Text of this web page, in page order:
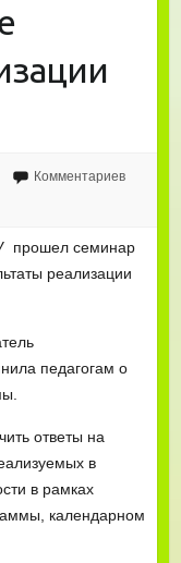
Комментариев
прошел семинар
реализации
педагогам о
ответы на
в
в рамках
календарном